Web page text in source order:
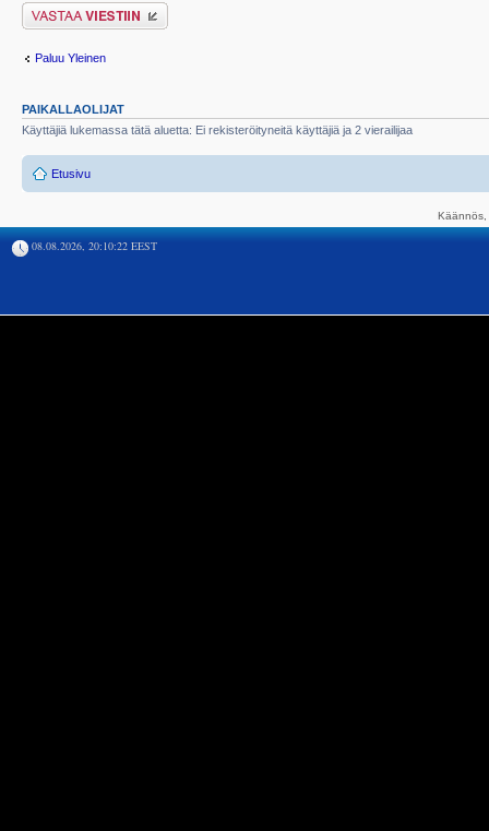
Lähetä vastaus
Paluu Yleinen
PAIKALLAOLIJAT
Käyttäjiä lukemassa tätä aluetta: Ei rekisteröityneitä käyttäjiä ja 2 vierailijaa
Etusivu
08.08.2026, 20:10:22 EEST